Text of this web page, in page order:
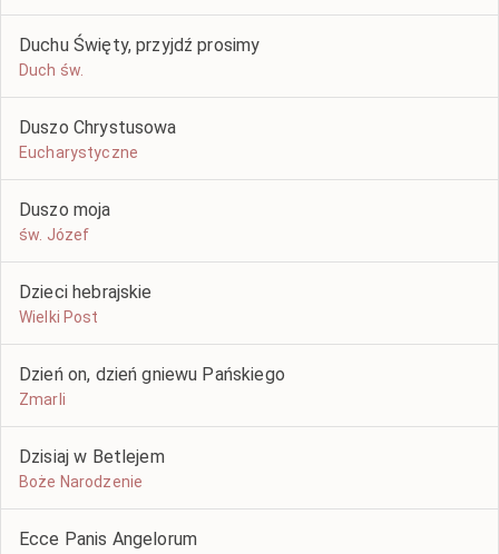
Duchu Święty, przyjdź prosimy
Duch św.
Duszo Chrystusowa
Eucharystyczne
Duszo moja
św. Józef
Dzieci hebrajskie
Wielki Post
Dzień on, dzień gniewu Pańskiego
Zmarli
Dzisiaj w Betlejem
Boże Narodzenie
Ecce Panis Angelorum